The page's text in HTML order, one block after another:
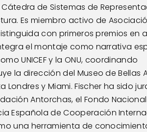
de Sistemas de
Es miembro activo de
con primeros premios en
el montaje como narrativa
UNICEF y la ONU, coordinando
la dirección del Museo de Bellas
y Miami. Fischer ha sido
Antorchas, el Fondo
Española de Cooperación
una herramienta de